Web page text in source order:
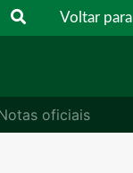
Voltar
oficiais